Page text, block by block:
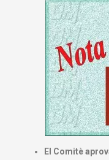
El Comitè